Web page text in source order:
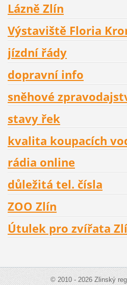
Lázně Zlín
Výstaviště Floria
jízdní řády
dopravní info
sněhové
stavy řek
kvalita koupacích
rádia online
důležitá tel. čísla
ZOO Zlín
Útulek pro zvířata
© 2010 - 2026 Zlinský